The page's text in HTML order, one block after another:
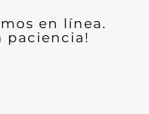
en línea.
paciencia!